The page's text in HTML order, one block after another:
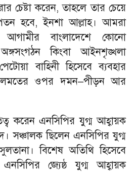
চেষ্টা করেন, তাহলে তার চেয়ে
হবে, ইনশা আল্লাহ। আমরা
বাংলাদেশে কোনো
কিংবা আইনশৃঙ্খলা
বাহিনী হিসেবে ব্যবহার
ওপর দমন–পীড়ন আর
করেন এনসিপির যুগ্ম আহ্বায়ক
সঞ্চালক ছিলেন এনসিপির যুগ্ম
বিশেষ অতিথি হিসেবে
জ্যেষ্ঠ যুগ্ম আহ্বায়ক